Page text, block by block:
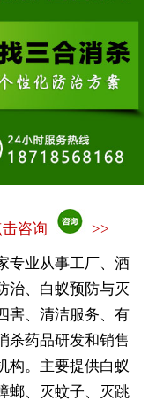
咨询 >>
专业从事工厂、酒
治、白蚁预防与灭
害、清洁服务、有
杀药品研发和销售
构。主要提供白蚁
螂、灭蚊子、灭跳